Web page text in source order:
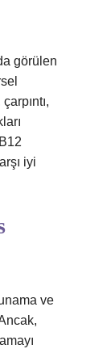
görülen
iyi
ve